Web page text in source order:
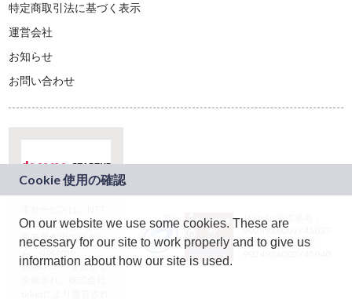
特定商取引法に基づく表示
運営会社
お知らせ
お問い合わせ
ドコモグループの新
規事業創出プログラ
ム「docomo
STARTUP」を通じて
JASRAC許諾番号：
9024936001Y45037
JASRAC許諾番号：
On our website we use some cookies. These are
necessary for our site to work properly and to give us
information about how our site is used.